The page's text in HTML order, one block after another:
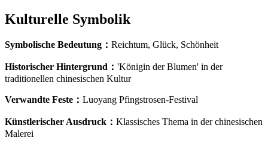
Kulturelle Symbolik
Symbolische Bedeutung ： Reichtum, Glück, Schönheit
Historischer Hintergrund ： 'Königin der Blumen' in der
traditionellen chinesischen Kultur
Verwandte Feste ： Luoyang Pfingstrosen-Festival
Künstlerischer Ausdruck ： Klassisches Thema in der chinesischen
Malerei